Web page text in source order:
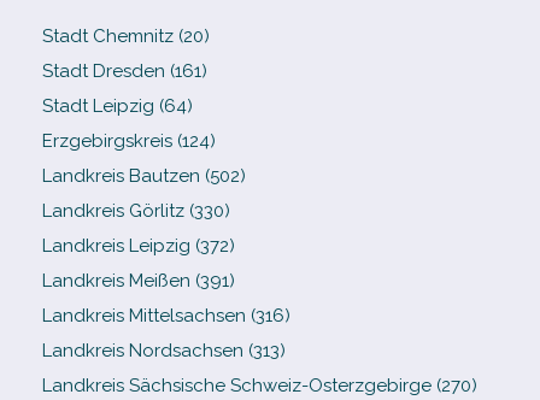
Stadt Chemnitz (20)
Stadt Dresden (161)
Stadt Leipzig (64)
Erzgebirgskreis (124)
Landkreis Bautzen (502)
Landkreis Görlitz (330)
Landkreis Leipzig (372)
Landkreis Meißen (391)
Landkreis Mittelsachsen (316)
Landkreis Nordsachsen (313)
Landkreis Sächsische Schweiz-​Osterzgebirge (270)